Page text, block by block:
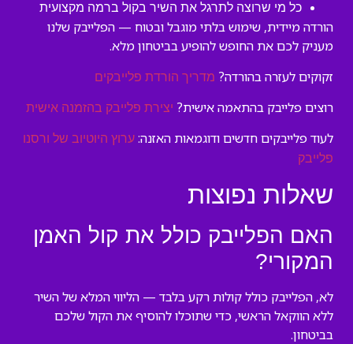
כל מי שרוצה לתרגל את השיר בקול ברמה מקצועית
הורדה מיידית, שימוש בלתי מוגבל ובטוח — הפלייבק שלנו
מעניק לכם את החופש להופיע בביטחון מלא.
זקוקים לעזרה בהורדה? מדריך הורדת פלייבקים
רוצים פלייבק בהתאמה אישית? יצירת פלייבק בהזמנה אישית
לעוד פלייבקים חדשים ודוגמאות האזנה: ערוץ היוטיוב של ורסנו
פלייבק
שאלות נפוצות
האם הפלייבק כולל את קול האמן
המקורי?
לא, הפלייבק כולל קולות רקע בלבד — הליווי המלא של השיר
ללא הווקאל הראשי, כדי שתוכלו להוסיף את הקול שלכם
בביטחון.